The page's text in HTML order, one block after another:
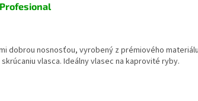
dobrou nosnosťou, vyrobený z prémiového
vlasca. Ideálny vlasec na kaprovité ryby.